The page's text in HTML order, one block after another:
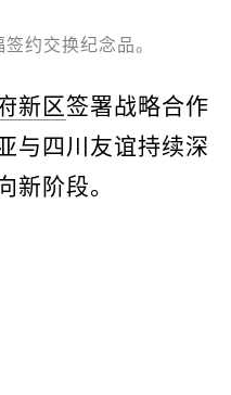
约交换纪念品。
新区签署战略合作
与四川友谊持续深
新阶段。